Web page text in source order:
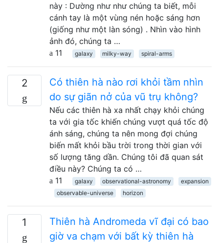
này : Dường như như chúng ta biết, mỗi
cánh tay là một vùng nén hoặc sáng hơn
(giống như một làn sóng) . Nhìn vào hình
ảnh đó, chúng ta …
11
galaxy milky-way spiral-arms
2
Có thiên hà nào rơi khỏi tầm nhìn
do sự giãn nở của vũ trụ không?
Nếu các thiên hà xa nhất chạy khỏi chúng
ta với gia tốc khiến chúng vượt quá tốc độ
ánh sáng, chúng ta nên mong đợi chúng
biến mất khỏi bầu trời trong thời gian với
số lượng tăng dần. Chúng tôi đã quan sát
điều này? Chúng ta có …
11
galaxy observational-astronomy
expansion
observable-universe
horizon
1
Thiên hà Andromeda vĩ đại có bao
giờ va chạm với bất kỳ thiên hà